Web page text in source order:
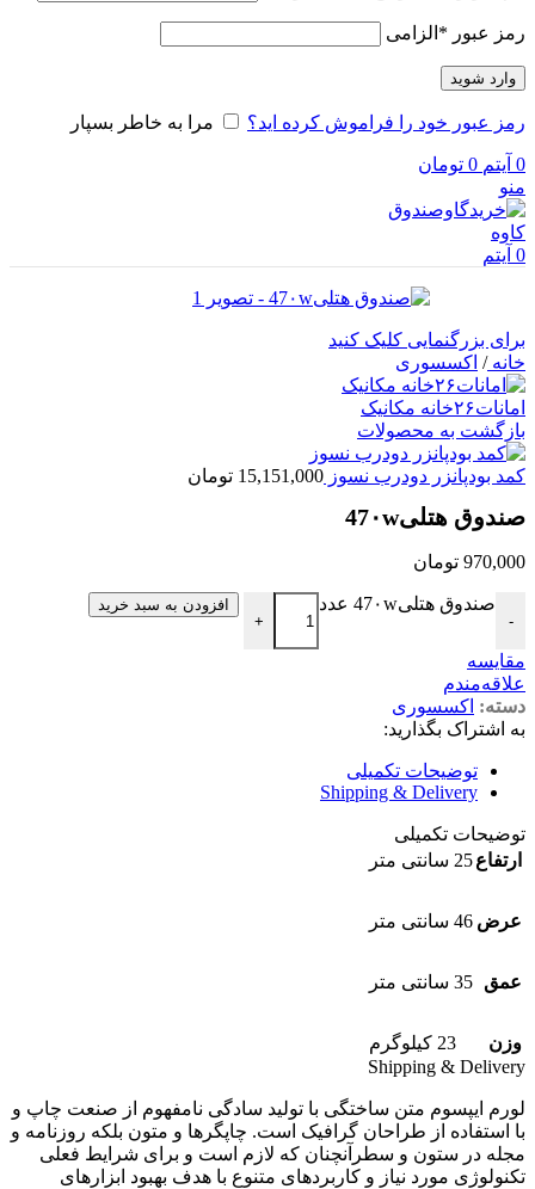
رمز عبور * الزامی
وارد شوید
رمز عبور خود را فراموش کرده اید؟ مرا به خاطر بسپار
0 آیتم 0 تومان
منو
0 آیتم
برای بزرگنمایی کلیک کنید
خانه/ اکسسوری
امانات۲۶خانه مکانیک
بازگشت به محصولات
کمد بودپانزر دودرب نسوز 15,151,000 تومان
صندوق هتلی47۰w
970,000 تومان
-
صندوق هتلی47۰w عدد
+
افزودن به سبد خرید
مقایسه
علاقه‌مندم
دسته: اکسسوری
به اشتراک بگذارید:
توضیحات تکمیلی
Shipping & Delivery
توضیحات تکمیلی
ارتفاع25 سانتی متر
عرض 46 سانتی متر
عمق 35 سانتی متر
وزن
23 کیلوگرم
Shipping & Delivery
لورم ایپسوم متن ساختگی با تولید سادگی نامفهوم از صنعت چاپ و
با استفاده از طراحان گرافیک است. چاپگرها و متون بلکه روزنامه و
مجله در ستون و سطرآنچنان که لازم است و برای شرایط فعلی
تکنولوژی مورد نیاز و کاربردهای متنوع با هدف بهبود ابزارهای